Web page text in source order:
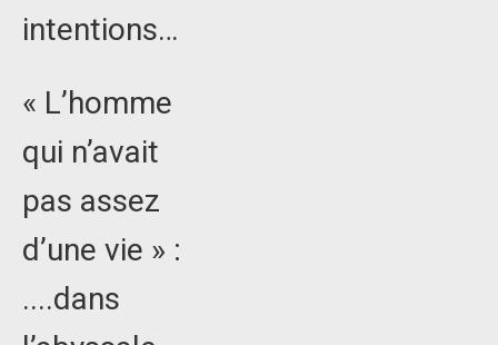
intentions…
« L’homme
qui n’avait
pas assez
d’une vie » :
....dans